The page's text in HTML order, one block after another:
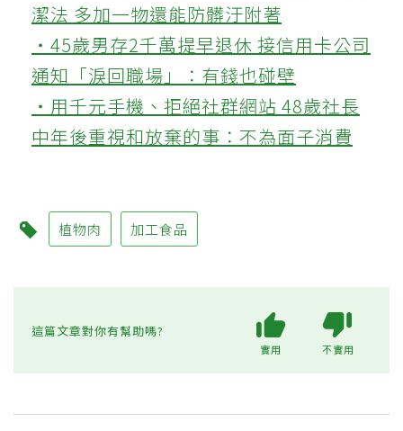
潔法 多加一物還能防髒汙附著
‧45歲男存2千萬提早退休 接信用卡公司
通知「淚回職場」：有錢也碰壁
‧用千元手機、拒絕社群網站 48歲社長
中年後重視和放棄的事：不為面子消費
植物肉 加工食品
這篇文章對你有幫助嗎?
實用 不實用